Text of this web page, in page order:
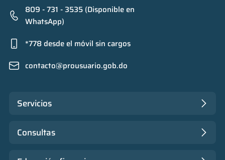
809 - 731 - 3535 (Disponible en
WhatsApp)
*778 desde el móvil sin cargos
contacto@prousuario.gob.do
Servicios
Consultas